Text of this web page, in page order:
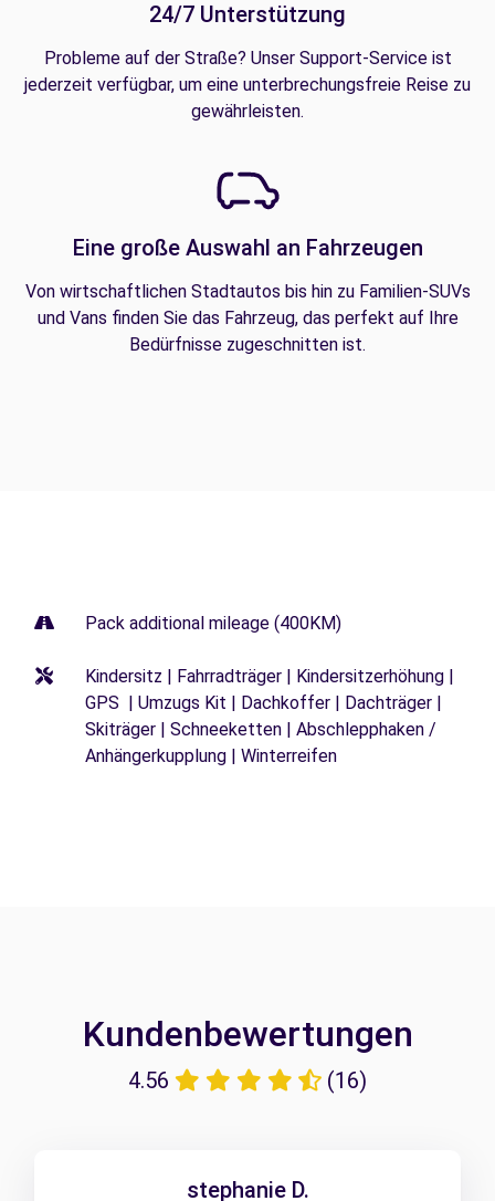
24/7 Unterstützung
Probleme auf der Straße? Unser Support-Service ist
jederzeit verfügbar, um eine unterbrechungsfreie Reise zu
gewährleisten.
Eine große Auswahl an Fahrzeugen
Von wirtschaftlichen Stadtautos bis hin zu Familien-SUVs
und Vans finden Sie das Fahrzeug, das perfekt auf Ihre
Bedürfnisse zugeschnitten ist.
Pack additional mileage (400KM)
Kindersitz | Fahrradträger | Kindersitzerhöhung |
GPS | Umzugs Kit | Dachkoffer | Dachträger |
Skiträger | Schneeketten | Abschlepphaken /
Anhängerkupplung | Winterreifen
Kundenbewertungen
4.56 (16)
stephanie D.